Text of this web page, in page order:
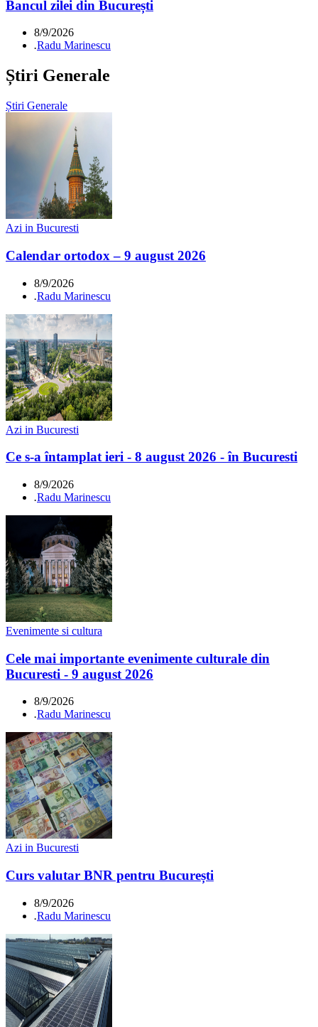
Bancul zilei din București
8/9/2026
.Radu Marinescu
Știri Generale
Știri Generale
Azi in Bucuresti
Calendar ortodox – 9 august 2026
8/9/2026
.Radu Marinescu
Azi in Bucuresti
Ce s-a întamplat ieri - 8 august 2026 - în Bucuresti
8/9/2026
.Radu Marinescu
Evenimente si cultura
Cele mai importante evenimente culturale din
Bucuresti - 9 august 2026
8/9/2026
.Radu Marinescu
Azi in Bucuresti
Curs valutar BNR pentru București
8/9/2026
.Radu Marinescu